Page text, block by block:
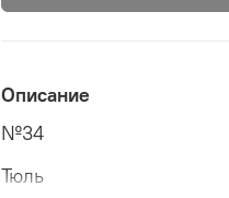
Описание
№34
Тюль